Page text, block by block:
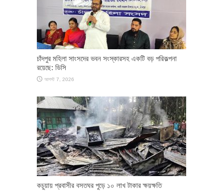
চাঁদপুর মহিলা সাংসদের ভবন সংস্কারসহ একটি বড় পরিকল্পনা
রয়েছে: ডিসি
আগস্ট 7, 2026
কচুয়ায় প্রবাসীর বসতঘর পুড়ে ১০ লাখ টাকার ক্ষয়ক্ষতি